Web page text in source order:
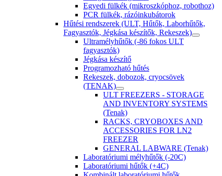
Egyedi fülkék (mikroszkóphoz, robothoz)
PCR fülkék, rázóinkubátorok
Hűtési rendszerek (ULT, Hűtők, Laborhűtők,
Fagyasztók, Jégkása készítők, Rekeszek)
Ultramélyhűtők (-86 fokos ULT
fagyasztók)
Jégkása készítő
Programozható hűtés
Rekeszek, dobozok, cryocsövek
(TENAK)
ULT FREEZERS - STORAGE
AND INVENTORY SYSTEMS
(Tenak)
RACKS, CRYOBOXES AND
ACCESSORIES FOR LN2
FREEZER
GENERAL LABWARE (Tenak)
Laboratóriumi mélyhűtők (-20C)
Laboratóriumi hűtők (+4C)